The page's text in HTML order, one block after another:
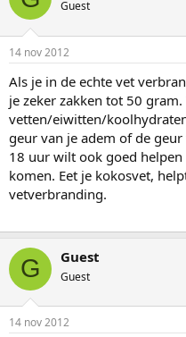
Guest
14 nov 2012
Als je in de echte vet
je zeker zakken tot 50
vetten/eiwitten/
geur van je adem of de
18 uur wilt ook goed
komen. Eet je kokosvet,
vetverbranding.
G Guest
Guest
14 nov 2012